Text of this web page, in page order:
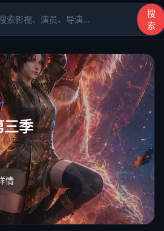
搜
索
动漫、综艺、短剧高清在线观看
三季
情